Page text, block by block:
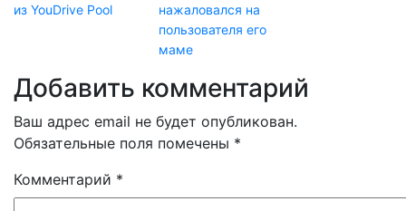
из YouDrive Pool
нажаловался на
пользователя его
маме
Добавить комментарий
Ваш адрес email не будет опубликован.
Обязательные поля помечены *
Комментарий *